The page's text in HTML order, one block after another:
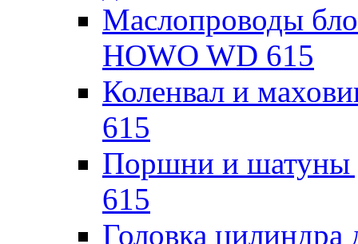
Маслопроводы
HOWO WD 615
Коленвал и
615
Поршни и шатуны
615
Головка цилиндра